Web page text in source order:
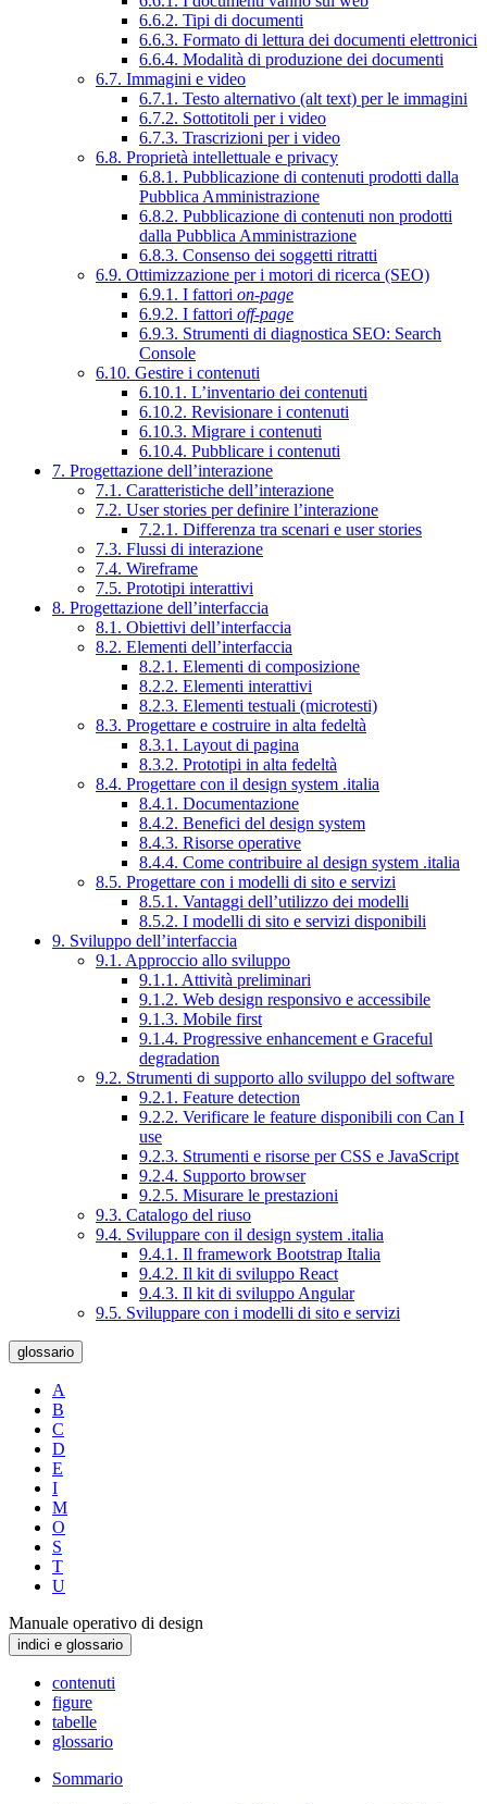
6.6.2. Tipi di documenti
6.6.3. Formato di lettura dei documenti elettronici
6.6.4. Modalità di produzione dei documenti
6.7. Immagini e video
6.7.1. Testo alternativo (alt text) per le immagini
6.7.2. Sottotitoli per i video
6.7.3. Trascrizioni per i video
6.8. Proprietà intellettuale e privacy
6.8.1. Pubblicazione di contenuti prodotti dalla
Pubblica Amministrazione
6.8.2. Pubblicazione di contenuti non prodotti
dalla Pubblica Amministrazione
6.8.3. Consenso dei soggetti ritratti
6.9. Ottimizzazione per i motori di ricerca (SEO)
6.9.1. I fattori on-page
6.9.2. I fattori off-page
6.9.3. Strumenti di diagnostica SEO: Search
Console
6.10. Gestire i contenuti
6.10.1. L’inventario dei contenuti
6.10.2. Revisionare i contenuti
6.10.3. Migrare i contenuti
6.10.4. Pubblicare i contenuti
7. Progettazione dell’interazione
7.1. Caratteristiche dell’interazione
7.2. User stories per definire l’interazione
7.2.1. Differenza tra scenari e user stories
7.3. Flussi di interazione
7.4. Wireframe
7.5. Prototipi interattivi
8. Progettazione dell’interfaccia
8.1. Obiettivi dell’interfaccia
8.2. Elementi dell’interfaccia
8.2.1. Elementi di composizione
8.2.2. Elementi interattivi
8.2.3. Elementi testuali (microtesti)
8.3. Progettare e costruire in alta fedeltà
8.3.1. Layout di pagina
8.3.2. Prototipi in alta fedeltà
8.4. Progettare con il design system .italia
8.4.1. Documentazione
8.4.2. Benefici del design system
8.4.3. Risorse operative
8.4.4. Come contribuire al design system .italia
8.5. Progettare con i modelli di sito e servizi
8.5.1. Vantaggi dell’utilizzo dei modelli
8.5.2. I modelli di sito e servizi disponibili
9. Sviluppo dell’interfaccia
9.1. Approccio allo sviluppo
9.1.1. Attività preliminari
9.1.2. Web design responsivo e accessibile
9.1.3. Mobile first
9.1.4. Progressive enhancement e Graceful
degradation
9.2. Strumenti di supporto allo sviluppo del software
9.2.1. Feature detection
9.2.2. Verificare le feature disponibili con Can I
use
9.2.3. Strumenti e risorse per CSS e JavaScript
9.2.4. Supporto browser
9.2.5. Misurare le prestazioni
9.3. Catalogo del riuso
9.4. Sviluppare con il design system .italia
9.4.1. Il framework Bootstrap Italia
9.4.2. Il kit di sviluppo React
9.4.3. Il kit di sviluppo Angular
9.5. Sviluppare con i modelli di sito e servizi
glossario
A
B
C
D
E
I
M
O
S
T
U
Manuale operativo di design
indici e glossario
contenuti
figure
tabelle
glossario
Sommario